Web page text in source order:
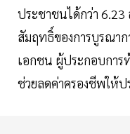
ประชาชนได้กว่า
สัมฤทธิ์ของการบูรณาก
เอกชน ผู้ประกอบการ
ช่วยลดค่าครองชีพให้